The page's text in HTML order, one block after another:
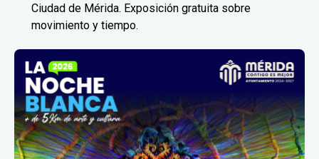
Ciudad de Mérida. Exposición gratuita sobre
movimiento y tiempo.